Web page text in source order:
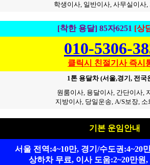
학생이사, 일반이사, 사무실이사,
[착한 용달] 85자6251 [상
010-5306-
클릭시 친절기사 즉시
1톤 용달차 (서울,경기, 전국
원룸이사, 용달이사, 간단이사,
지방이사, 당일운송, A/S보장, 소
기본 운임안내
서울 전역:4~10만, 경기/수도권:4~20
상하차 무료, 이사 도움:2~20만원